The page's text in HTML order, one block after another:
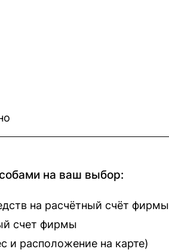
на ваш выбор:
на расчётный счёт фирмы
счет фирмы
и расположение на карте)